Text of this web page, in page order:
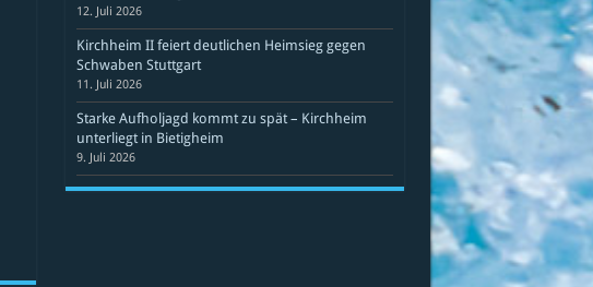
12. Juli 2026
Kirchheim II feiert deutlichen Heimsieg gegen
Schwaben Stuttgart
11. Juli 2026
Starke Aufholjagd kommt zu spät – Kirchheim
unterliegt in Bietigheim
9. Juli 2026